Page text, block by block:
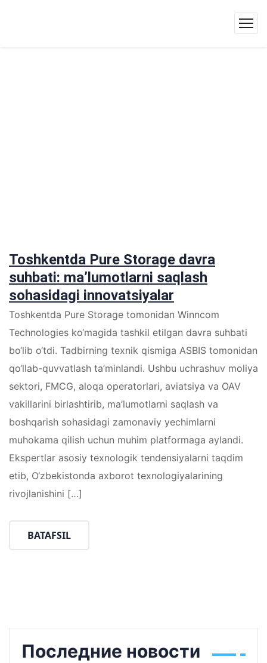
Toshkentda Pure Storage davra
suhbati: ma’lumotlarni saqlash
sohasidagi innovatsiyalar
Toshkentda Pure Storage tomonidan Winncom
Technologies ko‘magida tashkil etilgan davra suhbati
bo‘lib o‘tdi. Tadbirning texnik qismiga ASBIS tomonidan
qo‘llab-quvvatlash ta’minlandi. Ushbu uchrashuv moliya
sektori, FMCG, aloqa operatorlari, aviatsiya va OAV
vakillarini birlashtirib, ma’lumotlarni saqlash va
boshqarish sohasidagi zamonaviy yechimlarni
muhokama qilish uchun muhim platformaga aylandi.
Ekspertlar asosiy texnologik tendensiyalarni taqdim
etib, O‘zbekistonda axborot texnologiyalarining
rivojlanishini […]
BATAFSIL
Последние новости